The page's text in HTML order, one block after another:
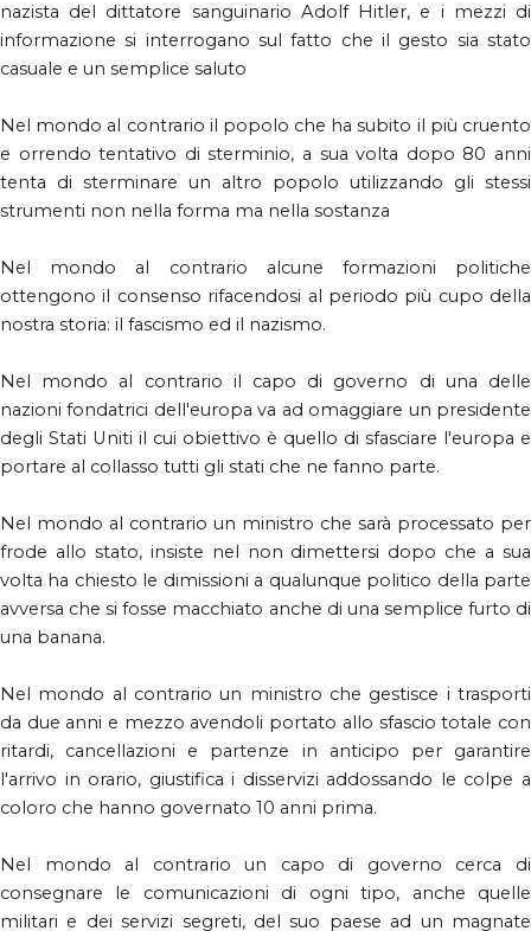
nazista del dittatore sanguinario Adolf Hitler, e i mezzi di
informazione si interrogano sul fatto che il gesto sia stato
casuale e un semplice saluto
Nel mondo al contrario il popolo che ha subito il più cruento
e orrendo tentativo di sterminio, a sua volta dopo 80 anni
tenta di sterminare un altro popolo utilizzando gli stessi
strumenti non nella forma ma nella sostanza
Nel mondo al contrario alcune formazioni politiche
ottengono il consenso rifacendosi al periodo più cupo della
nostra storia: il fascismo ed il nazismo.
Nel mondo al contrario il capo di governo di una delle
nazioni fondatrici dell'europa va ad omaggiare un presidente
degli Stati Uniti il cui obiettivo è quello di sfasciare l'europa e
portare al collasso tutti gli stati che ne fanno parte.
Nel mondo al contrario un ministro che sarà processato per
frode allo stato, insiste nel non dimettersi dopo che a sua
volta ha chiesto le dimissioni a qualunque politico della parte
avversa che si fosse macchiato anche di una semplice furto di
una banana.
Nel mondo al contrario un ministro che gestisce i trasporti
da due anni e mezzo avendoli portato allo sfascio totale con
ritardi, cancellazioni e partenze in anticipo per garantire
l'arrivo in orario, giustifica i disservizi addossando le colpe a
coloro che hanno governato 10 anni prima.
Nel mondo al contrario un capo di governo cerca di
consegnare le comunicazioni di ogni tipo, anche quelle
militari e dei servizi segreti, del suo paese ad un magnate